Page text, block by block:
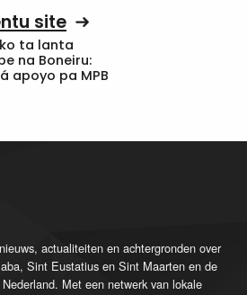
site
ta lanta
na Boneiru:
apoyo pa MPB
actualiteiten en achtergronden over
Sint Eustatius en Sint Maarten en de
Met een netwerk van lokale